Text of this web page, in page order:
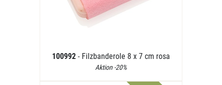
100992 - Filzbanderole 8 x 7 cm rosa
Aktion -20%